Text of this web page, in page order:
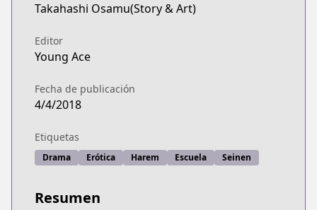
Takahashi Osamu(Story & Art)
Editor
Young Ace
Fecha de publicación
4/4/2018
Etiquetas
Drama Erótica Harem Escuela Seinen
Resumen